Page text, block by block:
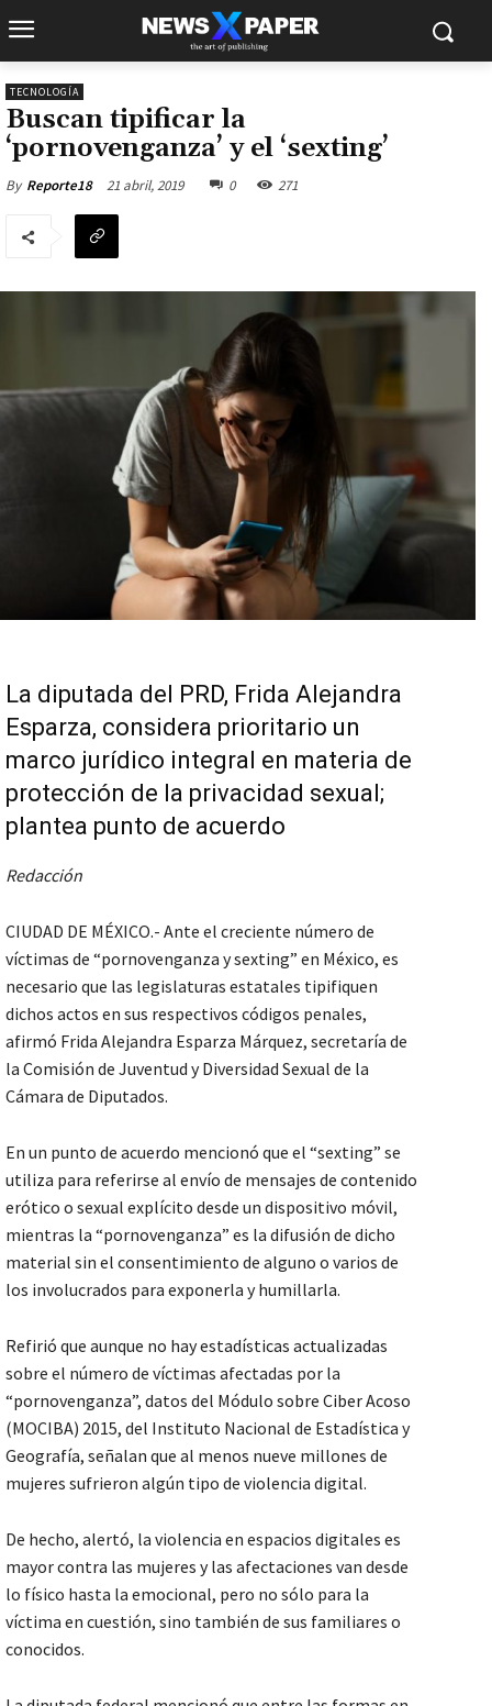
TECNOLOGÍA
Buscan tipificar la
‘pornovenganza’ y el ‘sexting’
By Reporte18 21 abril, 2019 0 271
La diputada del PRD, Frida Alejandra
Esparza, considera prioritario un
marco jurídico integral en materia de
protección de la privacidad sexual;
plantea punto de acuerdo
Redacción
CIUDAD DE MÉXICO.- Ante el creciente número de
víctimas de “pornovenganza y sexting” en México, es
necesario que las legislaturas estatales tipifiquen
dichos actos en sus respectivos códigos penales,
afirmó Frida Alejandra Esparza Márquez, secretaría de
la Comisión de Juventud y Diversidad Sexual de la
Cámara de Diputados.
En un punto de acuerdo mencionó que el “sexting” se
utiliza para referirse al envío de mensajes de contenido
erótico o sexual explícito desde un dispositivo móvil,
mientras la “pornovenganza” es la difusión de dicho
material sin el consentimiento de alguno o varios de
los involucrados para exponerla y humillarla.
Refirió que aunque no hay estadísticas actualizadas
sobre el número de víctimas afectadas por la
“pornovenganza”, datos del Módulo sobre Ciber Acoso
(MOCIBA) 2015, del Instituto Nacional de Estadística y
Geografía, señalan que al menos nueve millones de
mujeres sufrieron algún tipo de violencia digital.
De hecho, alertó, la violencia en espacios digitales es
mayor contra las mujeres y las afectaciones van desde
lo físico hasta la emocional, pero no sólo para la
víctima en cuestión, sino también de sus familiares o
conocidos.